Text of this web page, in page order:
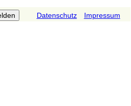
Datenschutz Impressum